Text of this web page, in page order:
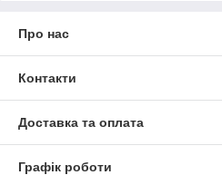
Про нас
Контакти
Доставка та оплата
Графік роботи